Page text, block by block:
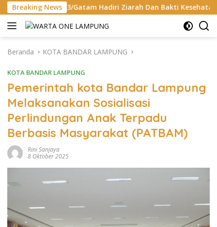
Langsung
ke
konten
Breaking News
Gatam Hadiri Ziarah Dan Bakti Kesehatan HUT Ke-1
Beranda KOTA BANDAR LAMPUNG
KOTA BANDAR LAMPUNG
Pemerintah kota Bandar Lampung
Melaksanakan Sosialisasi
Perlindungan Anak Terpadu
Berbasis Masyarakat (PATBAM)
Rini Sanjaya
8 Oktober 2025